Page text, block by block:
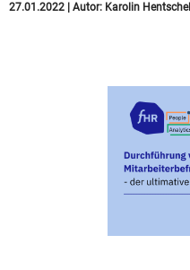
27.01.2022 Autor: Karolin Hentschel